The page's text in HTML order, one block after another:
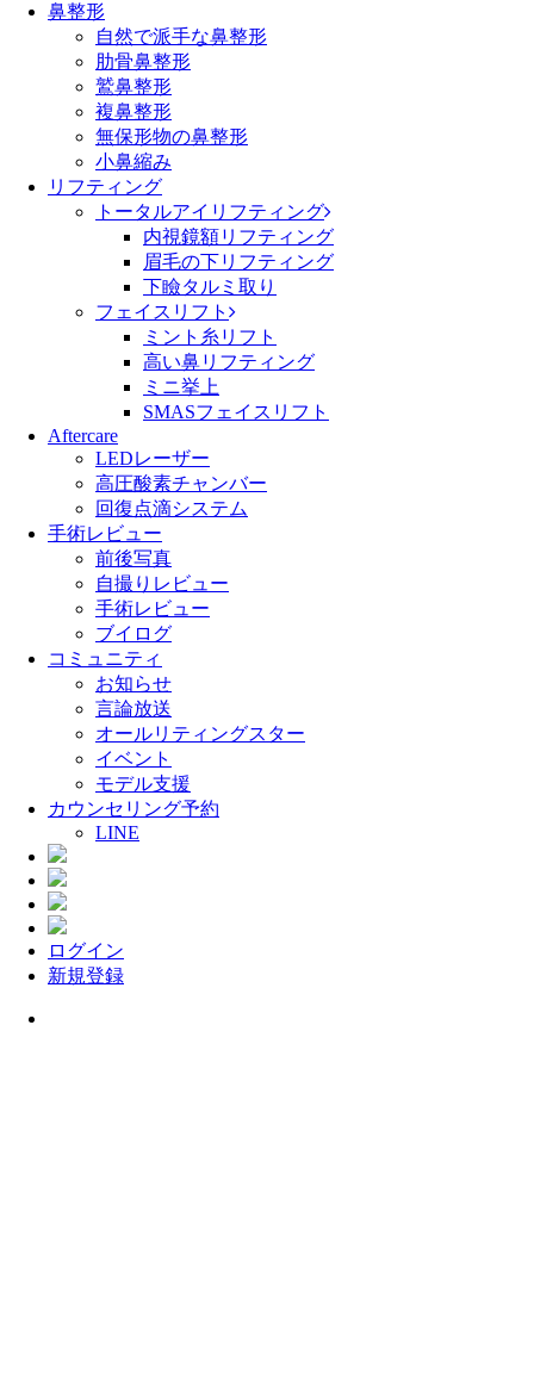
鼻整形
自然で派手な鼻整形
肋骨鼻整形
鷲鼻整形
複鼻整形
無保形物の鼻整形
小鼻縮み
リフティング
トータルアイリフティング
内視鏡額リフティング
眉毛の下リフティング
下瞼タルミ取り
フェイスリフト
ミント糸リフト
高い鼻リフティング
ミニ挙上
SMASフェイスリフト
Aftercare
LEDレーザー
高圧酸素チャンバー
回復点滴システム
手術レビュー
前後写真
自撮りレビュー
手術レビュー
ブイログ
コミュニティ
お知らせ
言論放送
オールリティングスター
イベント
モデル支援
カウンセリング予約
LINE
ログイン
新規登録